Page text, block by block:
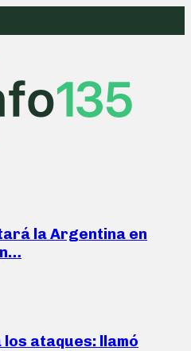
la Argentina en
ataques: llamó